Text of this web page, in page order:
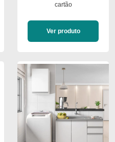
cartão
Ver produto